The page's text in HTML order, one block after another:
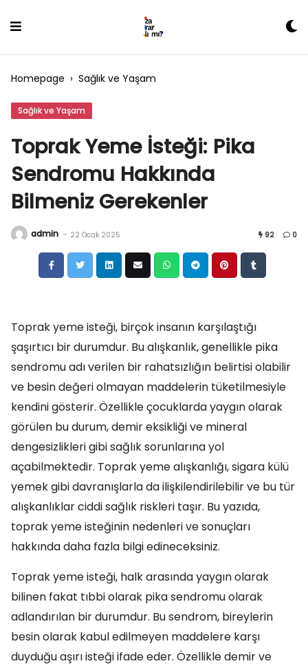
Homepage › Sağlık ve Yaşam
Sağlık ve Yaşam
Toprak Yeme İsteği: Pika
Sendromu Hakkında
Bilmeniz Gerekenler
admin - 22 Ocak 2025 92 0
Toprak yeme isteği, birçok insanın karşılaştığı
şaşırtıcı bir durumdur. Bu alışkanlık, genellikle pika
sendromu adı verilen bir rahatsızlığın belirtisi olabilir
ve besin değeri olmayan maddelerin tüketilmesiyle
kendini gösterir. Özellikle çocuklarda yaygın olarak
görülen bu durum, demir eksikliği ve mineral
dengesizlikleri gibi sağlık sorunlarına yol
açabilmektedir. Toprak yeme alışkanlığı, sigara külü
yemek gibi davranışlarla da ilişkilendirilebilir ve bu tür
alışkanlıklar ciddi sağlık riskleri taşır. Bu yazıda,
toprak yeme isteğinin nedenleri ve sonuçları
hakkında daha fazla bilgi edineceksiniz.
Toprak yeme isteği, halk arasında yaygın olarak
bilinen fakat tıbbi olarak pika sendromu olarak
adlandırılan bir durumdur. Bu sendrom, bireylerin
besin olarak kabul edilmeyen maddelere karşı
duyduğu aşırı isteği ifade eder. Özellikle demir ve